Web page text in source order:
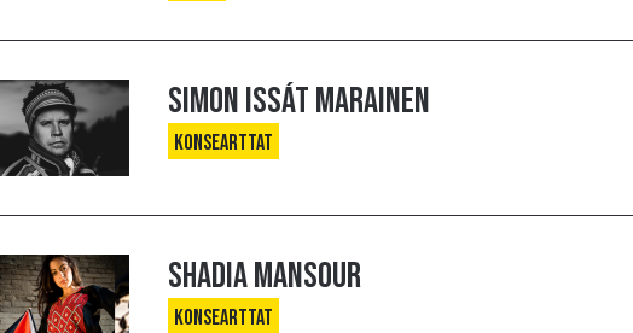
Simon Issát Marainen
Konsearttat
Shadia Mansour
Konsearttat